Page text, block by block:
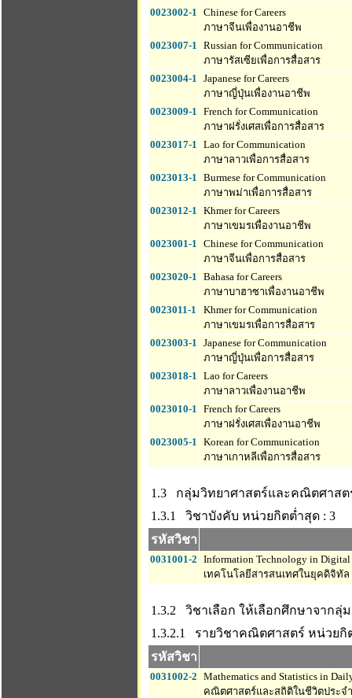
0023002-1 Chinese for Careers
ภาษาจีนเพื่องานอาชีพ
0023007-1 Russian for Communication
ภาษารัสเซียเพื่อการสื่อสาร
0023004-1 Japanese for Careers
ภาษาญี่ปุ่นเพื่องานอาชีพ
0023009-1 French for Communication
ภาษาฝรั่งเศสเพื่อการสื่อสาร
0023017-1 Lao for Communication
ภาษาลาวเพื่อการสื่อสาร
0023013-1 Burmese for Communication
ภาษาพม่าเพื่อการสื่อสาร
0023012-1 Khmer for Careers
ภาษาเขมรเพื่องานอาชีพ
0023001-1 Chinese for Communication
ภาษาจีนเพื่อการสื่อสาร
0023020-1 Bahasa for Careers
ภาษาบาฮาซาเพื่องานอาชีพ
0023011-1
Khmer for Communication
ภาษาเขมรเพื่อการสื่อสาร
0023003-1 Japanese for Communication
ภาษาญี่ปุ่นเพื่อการสื่อสาร
0023018-1 Lao for Careers
ภาษาลาวเพื่องานอาชีพ
0023010-1 French for Careers
ภาษาฝรั่งเศสเพื่องานอาชีพ
0023005-1 Korean for Communication
ภาษาเกาหลีเพื่อการสื่อสาร
1.3 กลุ่มวิทยาศาสตร์และคณิตศาสต
1.3.1 วิชาบังคับ หน่วยกิตต่ำสุด : 3
รหัสวิชา
0031001-2 Information Technology in Digital
เทคโนโลยีสารสนเทศในยุคดิจิทัล
1.3.2 วิชาเลือก ให้เลือกศึกษาจาก
1.3.2.1 รายวิชาคณิตศาสตร์ หน่วยกิ
รหัสวิชา
0031002-2 Mathematics and Statistics in
คณิตศาสตร์และสถิติในชีวิตประจ